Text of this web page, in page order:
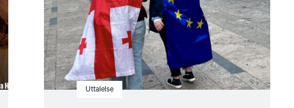
Uttalelse
mot
Georgia"